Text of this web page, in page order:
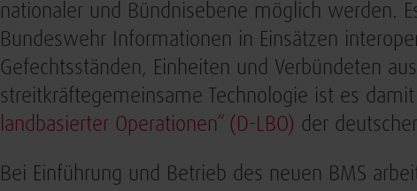
nationaler und Bündnisebene möglich werden.
Bundeswehr Informationen in Einsätzen
Gefechtsständen, Einheiten und Verbündeten
streitkräftegemeinsame Technologie ist es
landbasierter Operationen“ (D-LBO) der
Bei Einführung und Betrieb des neuen BMS